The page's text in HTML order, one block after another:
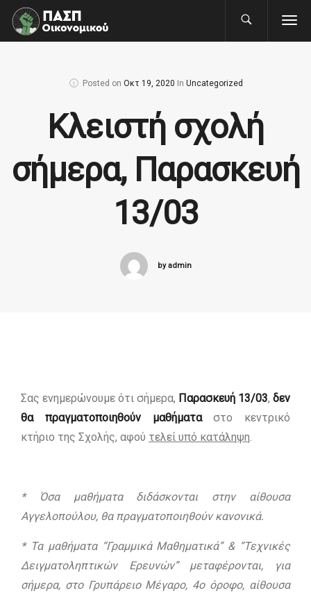
Posted on Οκτ 19, 2020 In Uncategorized
Κλειστή σχολή
σήμερα, Παρασκευή
13/03
by admin
Σας ενημερώνουμε ότι σήμερα, Παρασκευή 13/03, δεν
θα πραγματοποιηθούν μαθήματαστο κεντρικό
κτήριο της Σχολής, αφού τελεί υπό κατάληψη.
* Όσα μαθήματα διδάσκονται στην αίθουσα
Αγγελοπούλου, θα πραγματοποιηθούν κανονικά.
* Τα μαθήματα “Γραμμικά Μαθηματικά” & “Τεχνικές
Δειγματοληπτικών Ερευνών” μεταφέρονται, για
σήμερα, στο Γρυπάρειο Μέγαρο, 4ο όροφο, αίθουσα